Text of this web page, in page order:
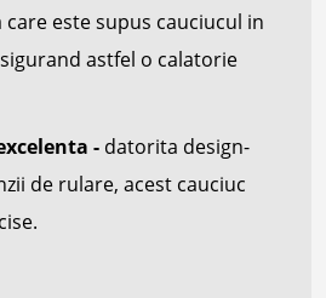
este supus cauciucul in
astfel o calatorie
- datorita design-
de rulare, acest cauciuc